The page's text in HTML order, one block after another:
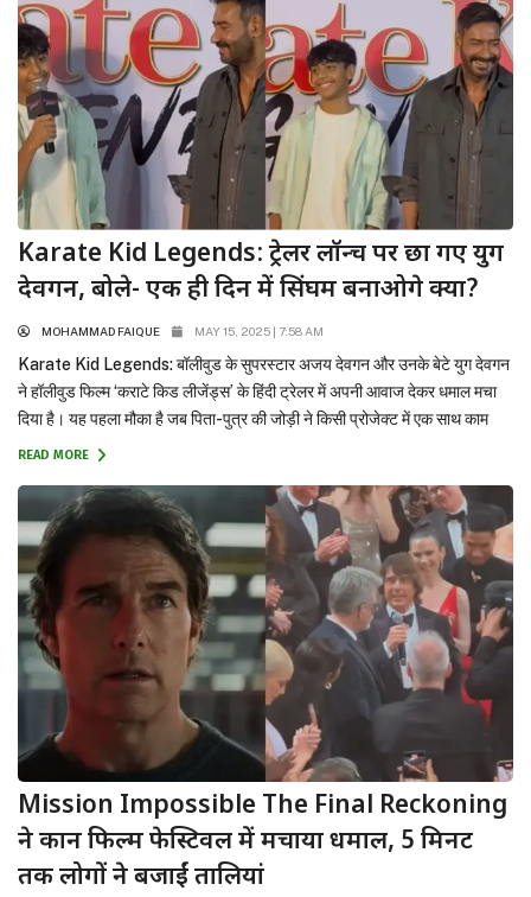
Karate Kid Legends: ट्रेलर लॉन्च पर छा गए युग
देवगन, बोले- एक ही दिन में सिंघम बनाओगे क्या?
MOHAMMAD FAIQUE MAY 15, 2025 | 7:58 AM
Karate Kid Legends: बॉलीवुड के सुपरस्टार अजय देवगन और उनके बेटे युग देवगन
ने हॉलीवुड फिल्म ‘कराटे किड लीजेंड्स’ के हिंदी ट्रेलर में अपनी आवाज देकर धमाल मचा
दिया है। यह पहला मौका है जब पिता-पुत्र की जोड़ी ने किसी प्रोजेक्ट में एक साथ काम
किया है। इस फिल्म के साथ ही युग देवगन ने...
READ MORE
Mission Impossible The Final Reckoning
ने कान फिल्म फेस्टिवल में मचाया धमाल, 5 मिनट
तक लोगों ने बजाईं तालियां